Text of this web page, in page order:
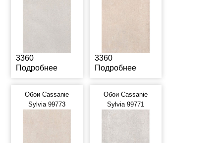
3360
Подробнее
3360
Подробнее
Обои Cassanie
Sylvia 99773
Обои Cassanie
Sylvia 99771